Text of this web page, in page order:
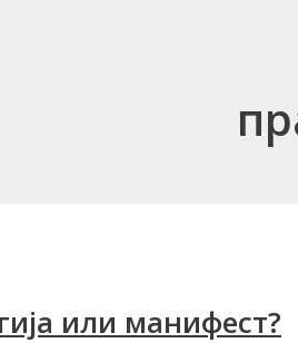
или манифест?